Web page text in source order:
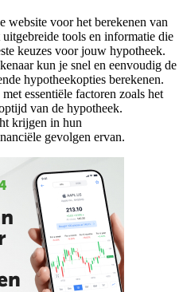
website voor het berekenen van
tools en informatie die
keuzes voor jouw hypotheek.
kun je snel en eenvoudig de
hypotheekopties berekenen.
essentiële factoren zoals het
van de hypotheek.
krijgen in hun
gevolgen ervan.